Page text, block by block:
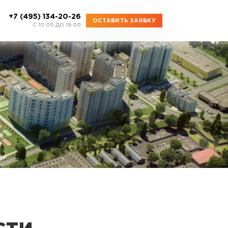
+7 (495) 134-20-26
C 10:00 ДО 19:00
ОСТАВИТЬ ЗАЯВКУ